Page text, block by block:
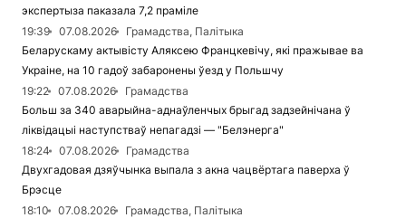
экспертыза паказала 7,2 праміле
19:39
07.08.2026
Грамадства, Палітыка
Беларускаму актывісту Аляксею Францкевічу, які пражывае ва
Украіне, на 10 гадоў забаронены ўезд у Польшчу
19:22
07.08.2026
Грамадства
Больш за 340 аварыйна-аднаўленчых брыгад задзейнічана ў
ліквідацыі наступстваў непагадзі — "Белэнерга"
18:24
07.08.2026
Грамадства
Двухгадовая дзяўчынка выпала з акна чацвёртага паверха ў
Брэсце
18:10
07.08.2026
Грамадства, Палітыка